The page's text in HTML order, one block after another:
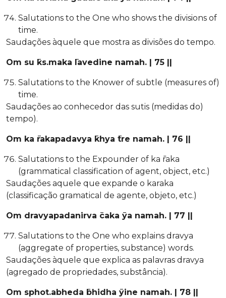
Salutations to the One who shows the divisions of
time.
Saudações àquele que mostra as divisões do tempo.
Om su ̄ks.maka ̄lavedine namah. | 75 ||
Salutations to the Knower of subtle (measures of)
time.
Saudações ao conhecedor das sutis (medidas do)
tempo).
Om ka ̄rakapadavya ̄khya ̄tre namah. | 76 ||
Salutations to the Expounder of ka ̄raka
(grammatical classification of agent, object, etc.)
Saudações aquele que expande o karaka
(classificação gramatical de agente, objeto, etc.)
Om dravyapadanirva ̄caka ̄ya namah. | 77 ||
Salutations to the One who explains dravya
(aggregate of properties, substance) words.
Saudações àquele que explica as palavras dravya
(agregado de propriedades, substância).
Om sphot.abheda ̄bhidha ̄yine namah. | 78 ||